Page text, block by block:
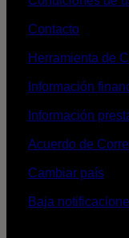
Contacto
Herramienta de
Información
Información
Acuerdo de
Cambiar país
Baja